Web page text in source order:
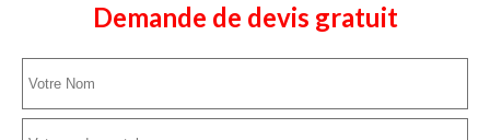
Demande de devis gratuit